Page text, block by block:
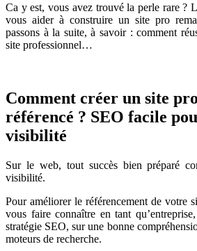
Ca y est, vous avez trouvé la perle rare ?
vous aider à construire un site pro
passons à la suite, à savoir : comment
site professionnel…
Comment créer un site
référencé ? SEO facile
visibilité
Sur le web, tout succès bien préparé
visibilité.
Pour améliorer le référencement de votre
vous faire connaître en tant
stratégie SEO, sur une bonne
moteurs de recherche.